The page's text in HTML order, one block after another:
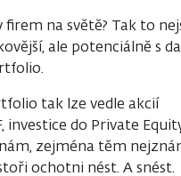
firem na světě? Tak to
ale potenciálně s
tak lze vedle akcií
do Private
zejména těm
ochotni nést. A snést.